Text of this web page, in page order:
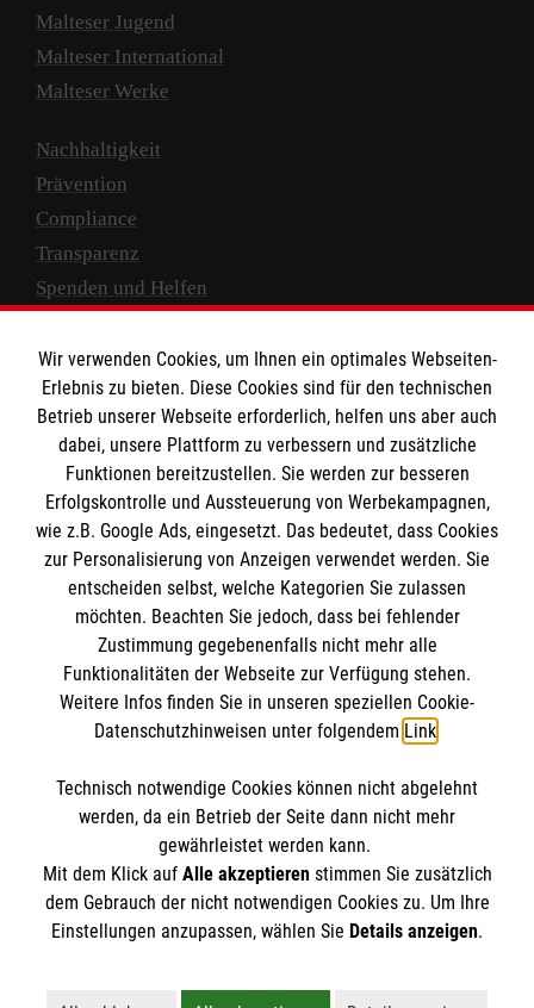
Malteser Jugend
Malteser International
Malteser Werke
Nachhaltigkeit
Prävention
Compliance
Transparenz
Spenden und Helfen
Empfänger: Malteser Hilfsdienst e.V.
IBAN: DE10 3706 0120 1201 2000 12
BIC: GENODED 1PA7
Newsletter abonnieren
Cookies verwalten|AGB|Impressum|Datenschutz
Barrierefreiheit |Kontakt| Sharepoint|Mediathek
Wir verwenden Cookies, um Ihnen ein optimales Webseiten-
Erlebnis zu bieten. Diese Cookies sind für den technischen
Betrieb unserer Webseite erforderlich, helfen uns aber auch
dabei, unsere Plattform zu verbessern und zusätzliche
Funktionen bereitzustellen. Sie werden zur besseren
Erfolgskontrolle und Aussteuerung von Werbekampagnen,
wie z.B. Google Ads, eingesetzt. Das bedeutet, dass Cookies
zur Personalisierung von Anzeigen verwendet werden. Sie
entscheiden selbst, welche Kategorien Sie zulassen
möchten. Beachten Sie jedoch, dass bei fehlender
Zustimmung gegebenenfalls nicht mehr alle
Funktionalitäten der Webseite zur Verfügung stehen.
Weitere Infos finden Sie in unseren speziellen Cookie-
Datenschutzhinweisen unter folgendem Link.
Technisch notwendige Cookies können nicht abgelehnt
werden, da ein Betrieb der Seite dann nicht mehr
gewährleistet werden kann.
Mit dem Klick auf Alle akzeptierenstimmen Sie zusätzlich
dem Gebrauch der nicht notwendigen Cookies zu. Um Ihre
Einstellungen anzupassen, wählen Sie Details anzeigen.